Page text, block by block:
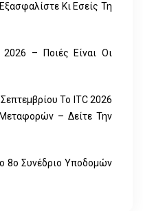
Κι Εσείς Τη
2026 – Ποιές Είναι Οι
Το ITC 2026
– Δείτε Την
8ο Συνέδριο Υποδομών